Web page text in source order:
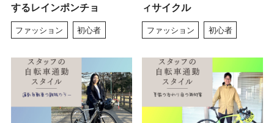
するレインポンチョ
ファッション 初心者
ィサイクル
ファッション 初心者